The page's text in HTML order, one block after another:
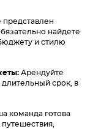
представлен
найдете
и стилю
Арендуйте
срок, в
команда готова